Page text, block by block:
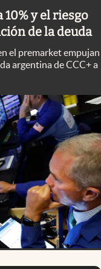
10% y el riesgo
de la deuda
el premarket empujan
argentina de CCC+ a